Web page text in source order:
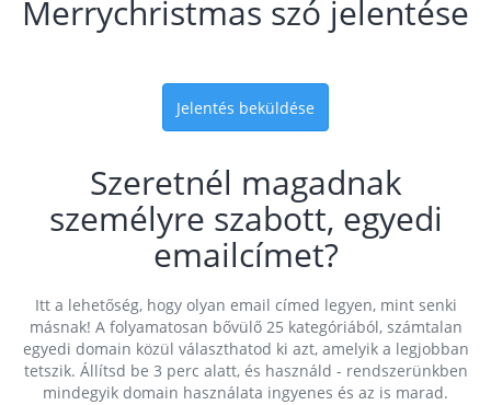
Merrychristmas szó jelentése
Jelentés beküldése
Szeretnél magadnak
személyre szabott, egyedi
emailcímet?
Itt a lehetőség, hogy olyan email címed legyen, mint senki
másnak! A folyamatosan bővülő 25 kategóriából, számtalan
egyedi domain közül választhatod ki azt, amelyik a legjobban
tetszik. Állítsd be 3 perc alatt, és használd - rendszerünkben
mindegyik domain használata ingyenes és az is marad.